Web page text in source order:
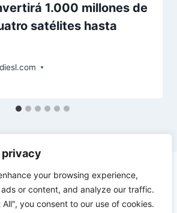
privacy
your browsing experience,
or content, and analyze our traffic.
you consent to our use of cookies.
1.000 millones de
satélites hasta
- Tema para WordPress por